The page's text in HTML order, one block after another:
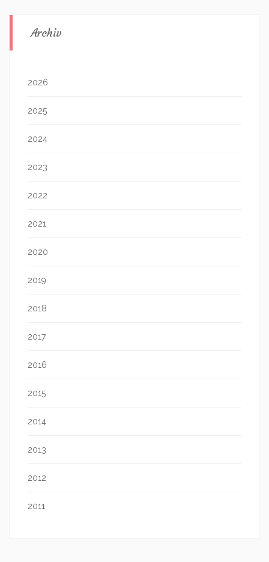
Archiv
2026
2025
2024
2023
2022
2021
2020
2019
2018
2017
2016
2015
2014
2013
2012
2011